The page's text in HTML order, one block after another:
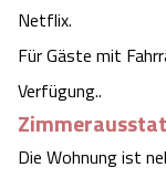
Netflix.
Für Gäste mit
Verfügung..
Die Wohnung ist